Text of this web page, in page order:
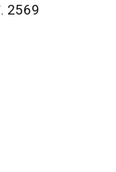
2569